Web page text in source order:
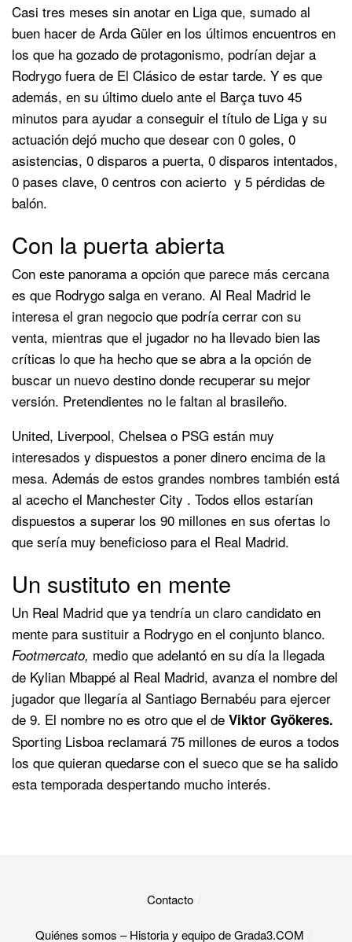
Casi tres meses sin anotar en Liga que, sumado al
buen hacer de Arda Güler en los últimos encuentros en
los que ha gozado de protagonismo, podrían dejar a
Rodrygo fuera de El Clásico de estar tarde. Y es que
además, en su último duelo ante el Barça tuvo 45
minutos para ayudar a conseguir el título de Liga y su
actuación dejó mucho que desear con 0 goles, 0
asistencias, 0 disparos a puerta, 0 disparos intentados,
0 pases clave, 0 centros con acierto y 5 pérdidas de
balón.
Con la puerta abierta
Con este panorama a opción que parece más cercana
es que Rodrygo salga en verano. Al Real Madrid le
interesa el gran negocio que podría cerrar con su
venta, mientras que el jugador no ha llevado bien las
críticas lo que ha hecho que se abra a la opción de
buscar un nuevo destino donde recuperar su mejor
versión. Pretendientes no le faltan al brasileño.
United, Liverpool, Chelsea o PSG están muy
interesados y dispuestos a poner dinero encima de la
mesa. Además de estos grandes nombres también está
al acecho el Manchester City . Todos ellos estarían
dispuestos a superar los 90 millones en sus ofertas lo
que sería muy beneficioso para el Real Madrid.
Un sustituto en mente
Un Real Madrid que ya tendría un claro candidato en
mente para sustituir a Rodrygo en el conjunto blanco.
Footmercato, medio que adelantó en su día la llegada
de Kylian Mbappé al Real Madrid, avanza el nombre del
jugador que llegaría al Santiago Bernabéu para ejercer
de 9. El nombre no es otro que el de Viktor Gyökeres.
Sporting Lisboa reclamará 75 millones de euros a todos
los que quieran quedarse con el sueco que se ha salido
esta temporada despertando mucho interés.
Contacto
Quiénes somos – Historia y equipo de Grada3.COM